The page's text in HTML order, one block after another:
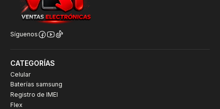
Síguenos
CATEGORÍAS
Celular
Baterías samsung
Registro de IMEI
Flex